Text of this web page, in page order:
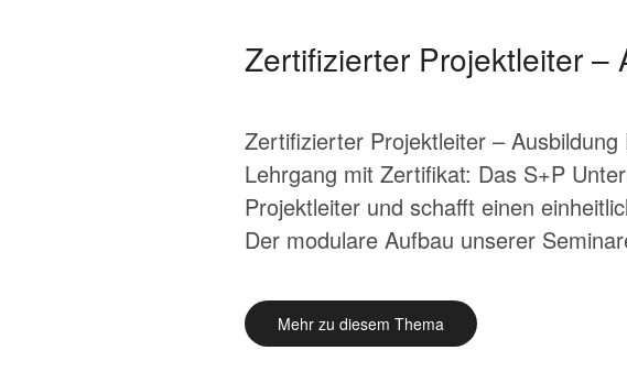
Zertifizierter Projektleiter –
Zertifizierter Projektleiter –
Lehrgang mit Zertifikat: Das S+P
Projektleiter und schafft einen
Der modulare Aufbau unserer
Mehr zu diesem Thema